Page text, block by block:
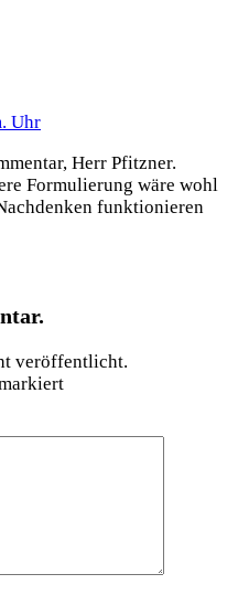
Uhr
Herr Pfitzner.
Formulierung wäre wohl
funktionieren
veröffentlicht.